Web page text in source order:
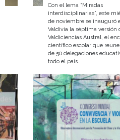
Con el lema “Miradas
interdisciplinarias”, este
de noviembre se inauguró
Valdivia la séptima versión
Valdiciencias Austral, el
científico escolar que
de 50 delegaciones
todo el país.